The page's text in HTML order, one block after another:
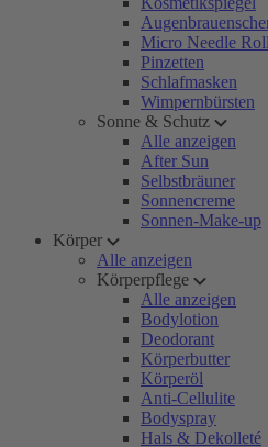
Micro Needle
Pinzetten
Schlafmasken
Wimpernbürsten
Sonne & Schutz
Alle anzeigen
After Sun
Selbstbräuner
Sonnencreme
Sonnen-Make-up
Körper
Alle anzeigen
Körperpflege
Alle anzeigen
Bodylotion
Deodorant
Körperbutter
Körperöl
Anti-Cellulite
Bodyspray
Hals & Dekolleté